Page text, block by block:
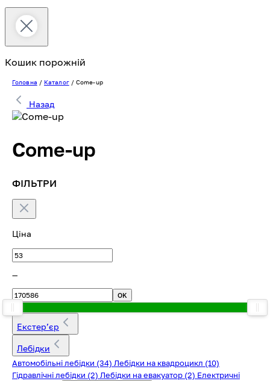
Кошик порожній
Головна / Каталог/Come-up
Назад
Come-up
ФІЛЬТРИ
Ціна
—
OK
Екстерʼєр
Лебідки
Автомобільні лебідки (34) Лебідки на квадроцикл (10)
Гідравлічні лебідки (2) Лебідки на евакуатор (2) Електричні